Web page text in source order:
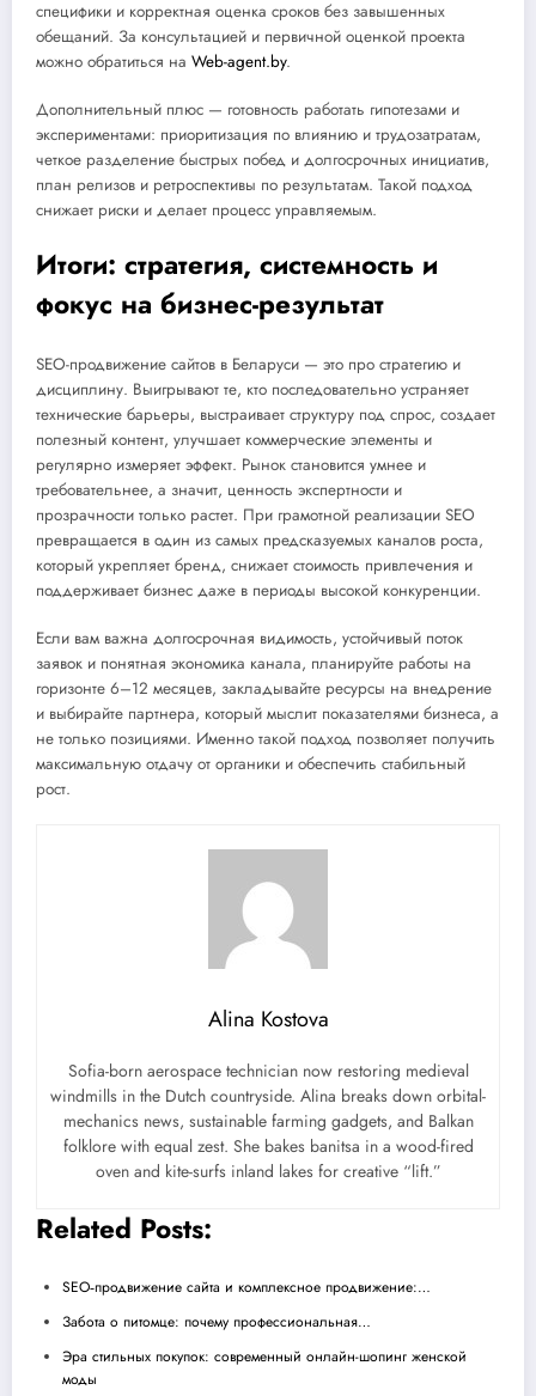
специфики и корректная оценка сроков без завышенных
обещаний. За консультацией и первичной оценкой проекта
можно обратиться на Web-agent.by.
Дополнительный плюс — готовность работать гипотезами и
экспериментами: приоритизация по влиянию и трудозатратам,
четкое разделение быстрых побед и долгосрочных инициатив,
план релизов и ретроспективы по результатам. Такой подход
снижает риски и делает процесс управляемым.
Итоги: стратегия, системность и
фокус на бизнес-результат
SEO-продвижение сайтов в Беларуси — это про стратегию и
дисциплину. Выигрывают те, кто последовательно устраняет
технические барьеры, выстраивает структуру под спрос, создает
полезный контент, улучшает коммерческие элементы и
регулярно измеряет эффект. Рынок становится умнее и
требовательнее, а значит, ценность экспертности и
прозрачности только растет. При грамотной реализации SEO
превращается в один из самых предсказуемых каналов роста,
который укрепляет бренд, снижает стоимость привлечения и
поддерживает бизнес даже в периоды высокой конкуренции.
Если вам важна долгосрочная видимость, устойчивый поток
заявок и понятная экономика канала, планируйте работы на
горизонте 6–12 месяцев, закладывайте ресурсы на внедрение
и выбирайте партнера, который мыслит показателями бизнеса, а
не только позициями. Именно такой подход позволяет получить
максимальную отдачу от органики и обеспечить стабильный
рост.
Alina Kostova
Sofia-born aerospace technician now restoring medieval
windmills in the Dutch countryside. Alina breaks down orbital-
mechanics news, sustainable farming gadgets, and Balkan
folklore with equal zest. She bakes banitsa in a wood-fired
oven and kite-surfs inland lakes for creative “lift.”
Related Posts:
SEO‑продвижение сайта и комплексное продвижение:…
Забота о питомце: почему профессиональная…
Эра стильных покупок: современный онлайн-шопинг женской
моды